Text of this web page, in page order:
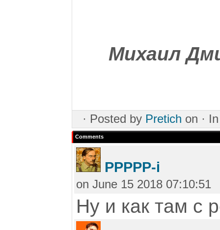
Михаил
· Posted by Pretich on ·
Comments
PPPPP-i
on June 15 2018 07:10:51
Ну и как там с